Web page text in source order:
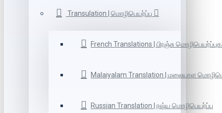
Transulation | மொழிபெயர்ப்பு
French Translations | பிரஞ்சு
Malaiyalam Translation | மலையாள
Russian Translation | ரஷ்ய மொழிபெயர்ப்பு